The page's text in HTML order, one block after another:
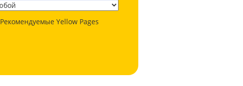
Рекомендуемые Yellow Pages